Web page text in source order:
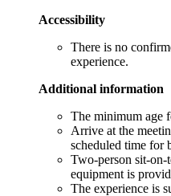
Accessibility
There is no
experience.
Additional information
The minimum age
Arrive at the
scheduled time for
Two-person sit-on-
equipment is
The experience is